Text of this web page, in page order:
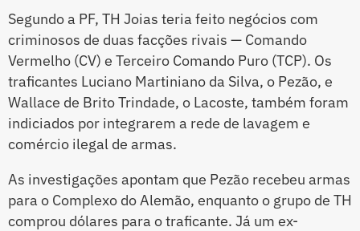
Segundo a PF, TH Joias teria feito negócios com
criminosos de duas facções rivais — Comando
Vermelho (CV) e Terceiro Comando Puro (TCP). Os
traficantes Luciano Martiniano da Silva, o Pezão, e
Wallace de Brito Trindade, o Lacoste, também foram
indiciados por integrarem a rede de lavagem e
comércio ilegal de armas.
As investigações apontam que Pezão recebeu armas
para o Complexo do Alemão, enquanto o grupo de TH
comprou dólares para o traficante. Já um ex-